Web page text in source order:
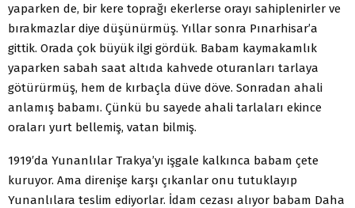
yaparken de, bir kere toprağı ekerlerse orayı sahiplenirler ve
bırakmazlar diye düşünürmüş. Yıllar sonra Pınarhisar’a
gittik. Orada çok büyük ilgi gördük. Babam kaymakamlık
yaparken sabah saat altıda kahvede oturanları tarlaya
götürürmüş, hem de kırbaçla düve döve. Sonradan ahali
anlamış babamı. Çünkü bu sayede ahali tarlaları ekince
oraları yurt bellemiş, vatan bilmiş.
1919′da Yunanlılar Trakya’yı işgale kalkınca babam çete
kuruyor. Ama direnişe karşı çıkanlar onu tutuklayıp
Yunanlılara teslim ediyorlar. İdam cezası alıyor babam Daha